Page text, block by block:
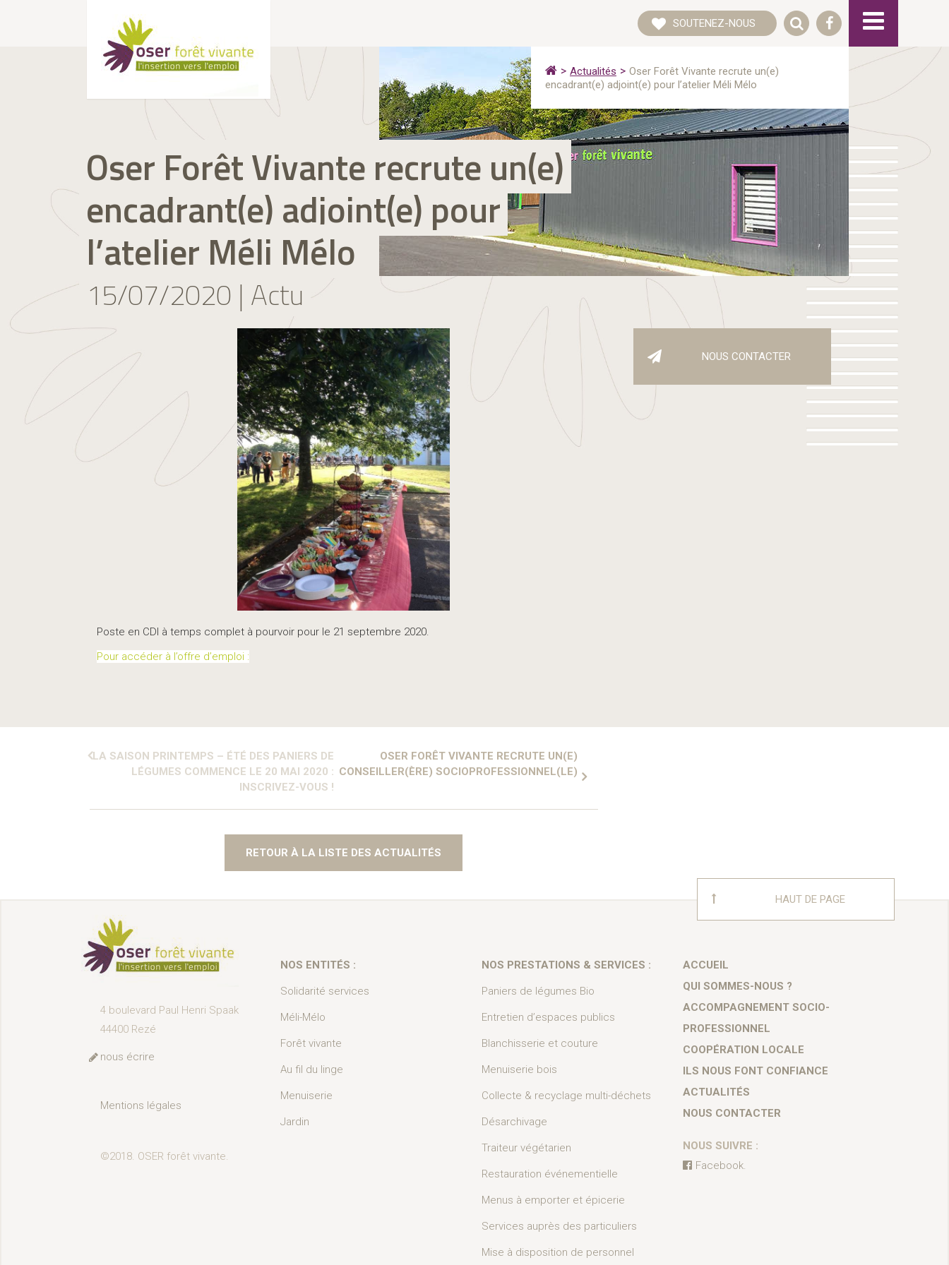
SOUTENEZ-NOUS
Actualités
Oser Forêt Vivante recrute un(e)
encadrant(e) adjoint(e) pour l’atelier Méli Mélo
Oser Forêt Vivante recrute un(e)
encadrant(e) adjoint(e) pour
l’atelier Méli Mélo
15/07/2020 | Actu
NOUS CONTACTER
Poste en CDI à temps complet à pourvoir pour le 21 septembre 2020.
Pour accéder à l’offre d’emploi :
LA SAISON PRINTEMPS – ÉTÉ DES PANIERS DE
LÉGUMES COMMENCE LE 20 MAI 2020 :
INSCRIVEZ-VOUS !
OSER FORÊT VIVANTE RECRUTE UN(E)
CONSEILLER(ÈRE) SOCIOPROFESSIONNEL(LE)
RETOUR À LA LISTE DES ACTUALITÉS
HAUT DE PAGE
4 boulevard Paul Henri Spaak
44400 Rezé
nous écrire
Mentions légales
©2018. OSER forêt vivante.
NOS ENTITÉS :
Solidarité services
Méli-Mélo
Forêt vivante
Au fil du linge
Menuiserie
Jardin
NOS PRESTATIONS & SERVICES :
Paniers de légumes Bio
Entretien d’espaces publics
Blanchisserie et couture
Menuiserie bois
Collecte & recyclage multi-déchets
Désarchivage
Traiteur végétarien
Restauration événementielle
Menus à emporter et épicerie
Services auprès des particuliers
Mise à disposition de personnel
ACCUEIL
QUI SOMMES-NOUS ?
ACCOMPAGNEMENT SOCIO-
PROFESSIONNEL
COOPÉRATION LOCALE
ILS NOUS FONT CONFIANCE
ACTUALITÉS
NOUS CONTACTER
NOUS SUIVRE :
Facebook.